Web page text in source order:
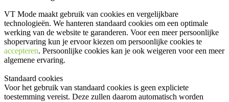
VT Mode maakt gebruik van cookies en vergelijkbare
technologieën. We hanteren standaard cookies om een optimale
werking van de website te garanderen. Voor een meer persoonlijke
shopervaring kun je ervoor kiezen om persoonlijke cookies te
accepteren. Persoonlijke cookies kan je ook weigeren voor een meer
algemene ervaring.
Standaard cookies
Voor het gebruik van standaard cookies is geen expliciete
toestemming vereist. Deze zullen daarom automatisch worden